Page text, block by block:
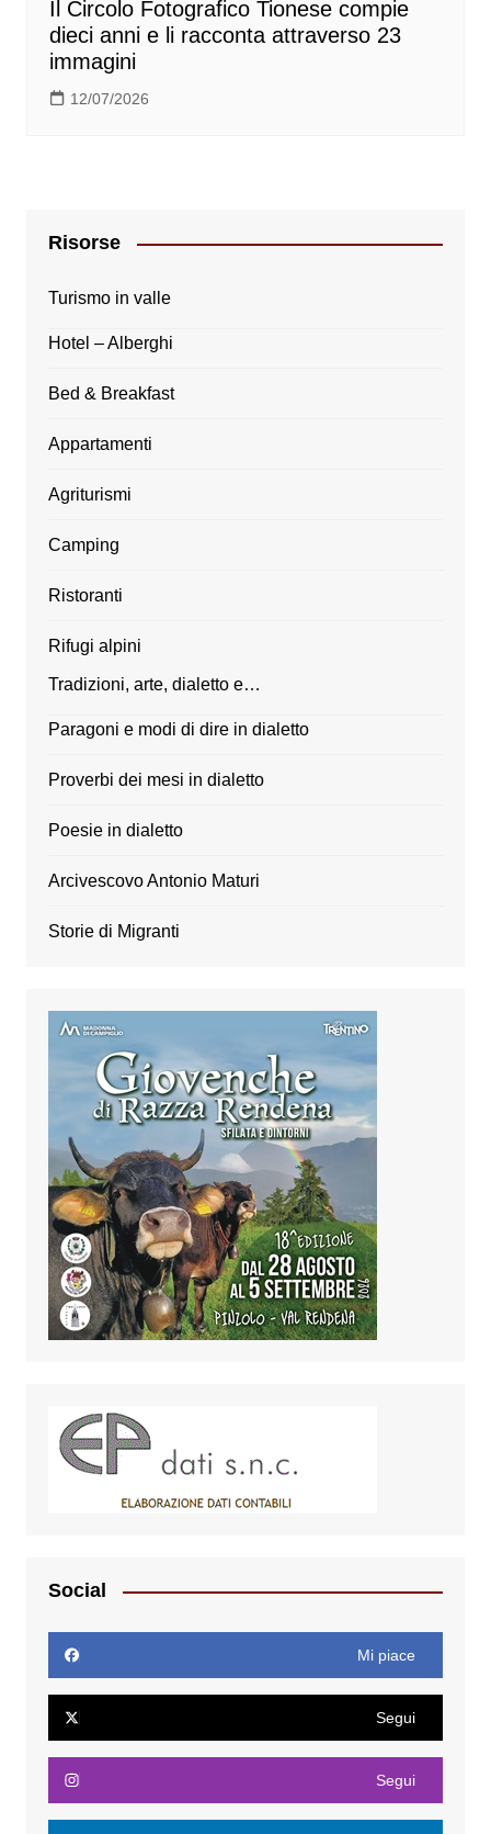
Il Circolo Fotografico Tionese compie
dieci anni e li racconta attraverso 23
immagini
12/07/2026
Risorse
Turismo in valle
Hotel – Alberghi
Bed & Breakfast
Appartamenti
Agriturismi
Camping
Ristoranti
Rifugi alpini
Tradizioni, arte, dialetto e…
Paragoni e modi di dire in dialetto
Proverbi dei mesi in dialetto
Poesie in dialetto
Arcivescovo Antonio Maturi
Storie di Migranti
Social
Mi piace
Segui
Segui